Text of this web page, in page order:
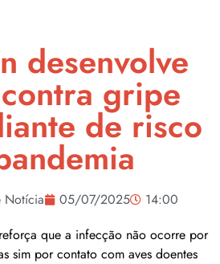
desenvolve
gripe
de risco
Notícia 05/07/2025
14:00
que a infecção não ocorre por
sim por contato com aves doentes